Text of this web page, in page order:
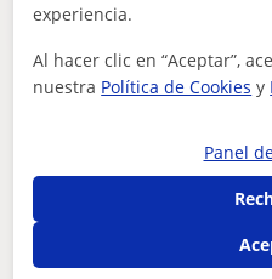
15 /h
Nives
experiencia.
Al hacer clic en “Aceptar”,
nuestra Política de Cookies y
Panel